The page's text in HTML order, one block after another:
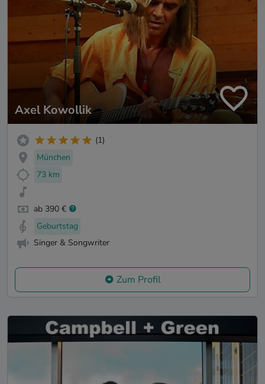
Axel Kowollik
(1)
München
73 km
ab 390 €
Geburtstag
Singer & Songwriter
Zum Profil